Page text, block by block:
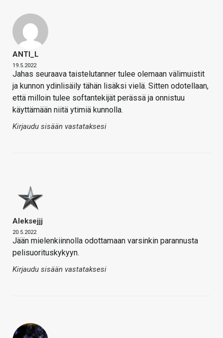
ANTI_L
19.5.2022
Jahas seuraava taistelutanner tulee olemaan välimuistit
ja kunnon ydinlisäily tähän lisäksi vielä. Sitten odotellaan,
että milloin tulee softantekijät perässä ja onnistuu
käyttämään niitä ytimiä kunnolla.
Kirjaudu sisään vastataksesi
Aleksejjj
20.5.2022
Jään mielenkiinnolla odottamaan varsinkin parannusta
pelisuorituskykyyn.
Kirjaudu sisään vastataksesi